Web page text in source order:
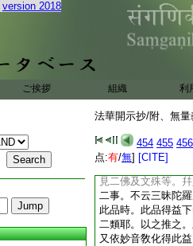
version 2018
ご挨拶 組織 利
法華開示抄/附、無
454 455 456
点:有/無] [CITE]
時而已 云云
。經文此娑婆世
及陀羅尼 云云 可爲
薩。得此三昧。此
餘卷玄賛。出今經
6
會云。經有現
之。豈無所以耶。
玄賛案經文。妙音還
見二佛及文殊等。
二事。不云三昧陀
此品時。此品得益
二類耶。以之推之
又依妙音敎化得此